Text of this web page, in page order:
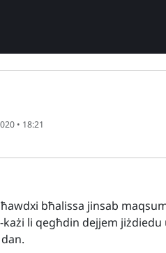
• 18:21
bħalissa jinsab
li qegħdin dejjem